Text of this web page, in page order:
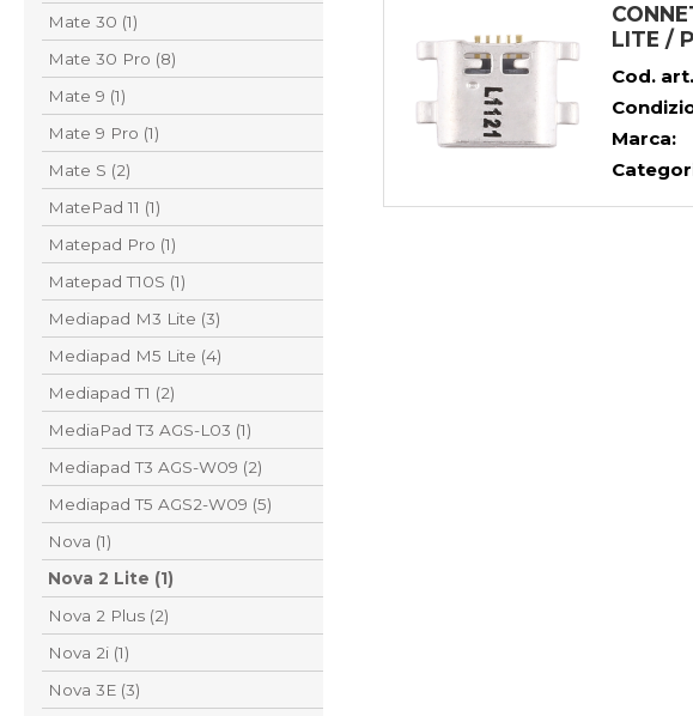
Mate 30 (1)
Mate 30 Pro (8)
Mate 9 (1)
Mate 9 Pro (1)
Mate S (2)
MatePad 11 (1)
Matepad Pro (1)
Matepad T10S (1)
Mediapad M3 Lite (3)
Mediapad M5 Lite (4)
Mediapad T1 (2)
MediaPad T3 AGS-L03 (1)
Mediapad T3 AGS-W09 (2)
Mediapad T5 AGS2-W09 (5)
Nova (1)
Nova 2 Lite (1)
Nova 2 Plus (2)
Nova 2i (1)
Nova 3E (3)
LITE /
Cod.
Marca: